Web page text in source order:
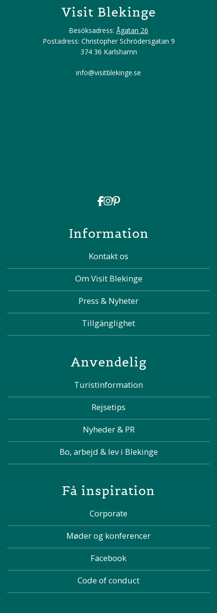
Visit Blekinge
Besöksadress: Ågatan 26
Postadress: Christopher Schrödersgatan 9
374 36 Karlshamn
info@visitblekinge.se
Information
Kontakt os
Om Visit Blekinge
Press & Nyheter
Tillgänglighet
Anvendelig
Turistinformation
Rejsetips
Nyheder & PR
Bo, arbejd & lev i Blekinge
Få inspiration
Corporate
Møder og konferencer
Facebook
Code of conduct